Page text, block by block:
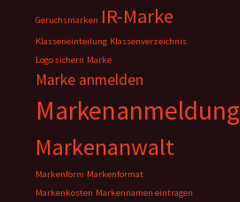
Geruchsmarken IR-Marke
Klasseneinteilung Klassenverzeichnis
Logo sichern Marke
Marke anmelden
Markenanmeldung
Markenanwalt
Markenform Markenformat
Markenkosten Markennamen eintragen